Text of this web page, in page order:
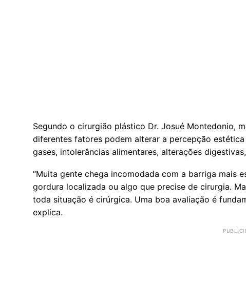
Segundo o cirurgião plástico Dr. Josué Montedonio,
diferentes fatores podem alterar a percepção
gases, intolerâncias alimentares, alterações
“Muita gente chega incomodada com a barriga mais
gordura localizada ou algo que precise de cirurgia.
toda situação é cirúrgica. Uma boa avaliação é
explica.